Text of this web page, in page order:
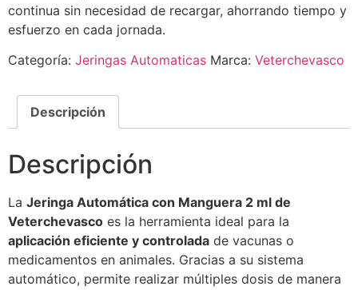
continua sin necesidad de recargar, ahorrando tiempo y
esfuerzo en cada jornada.
Categoría: Jeringas Automaticas Marca: Veterchevasco
Descripción
Descripción
La Jeringa Automática con Manguera 2 ml de
Veterchevasco es la herramienta ideal para la
aplicación eficiente y controlada de vacunas o
medicamentos en animales. Gracias a su sistema
automático, permite realizar múltiples dosis de manera